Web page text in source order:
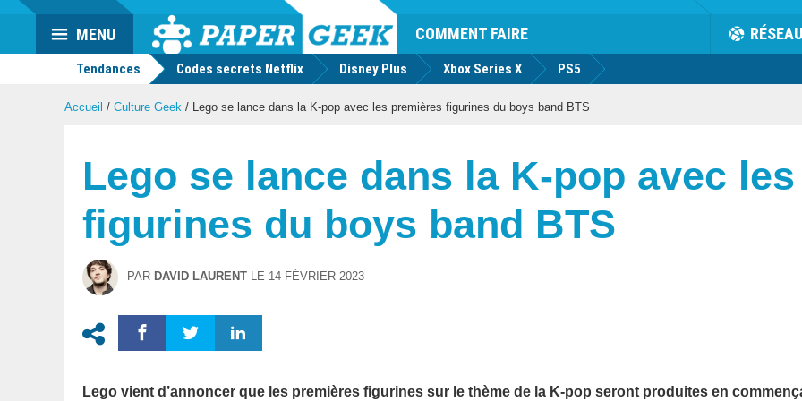
Actu
geek
COMMENT FAIRE RÉSEAU
MENU
Tendances Codes secrets Netflix Disney Plus Xbox Series X PS5
Accueil / Culture Geek / Lego se lance dans la K-pop avec les premières figurines du boys band BTS
Lego se lance dans la K-pop avec
figurines du boys band BTS
PAR DAVID LAURENT LE 14 FÉVRIER 2023
Lego vient d’annoncer que les premières figurines sur le thème de la K-pop seront produites en